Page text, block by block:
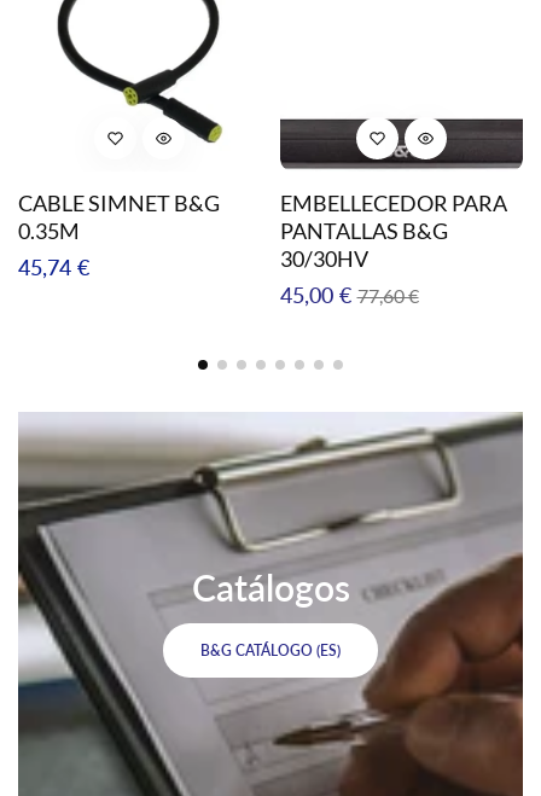
CABLE SIMNET B&G
0.35M
Precio
45,74 €
EMBELLECEDOR PARA
PANTALLAS B&G
30/30HV
Precio
45,00 €Precio
77,60 €
Catálogos
B&G CATÁLOGO (ES)